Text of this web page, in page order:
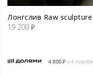
Лонгслив Raw sculpture
19 200 ₽
4 800₽х 4